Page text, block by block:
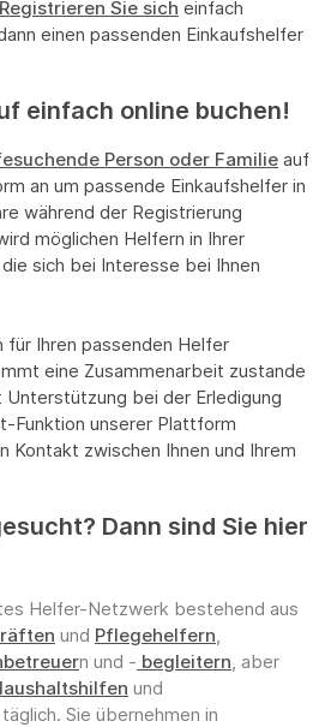
Registrieren Sie sich einfach
einen passenden Einkaufshelfer
einfach online buchen!
Person oder Familie auf
an um passende Einkaufshelfer in
während der Registrierung
möglichen Helfern in Ihrer
sich bei Interesse bei Ihnen
für Ihren passenden Helfer
eine Zusammenarbeit zustande
bei der Erledigung
Funktion unserer Plattform
Kontakt zwischen Ihnen und Ihrem
Dann sind Sie hier
Helfer-Netzwerk bestehend aus
und Pflegehelfern
n und - begleitern , aber
und
Sie übernehmen in